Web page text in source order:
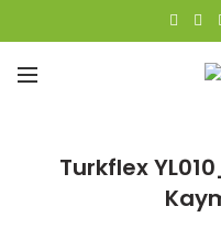
Turkflex